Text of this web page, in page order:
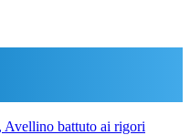
battuto ai rigori